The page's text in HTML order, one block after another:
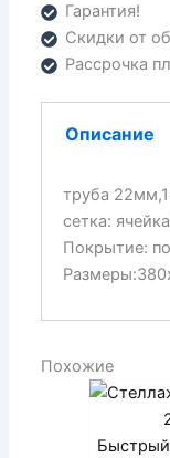
Гарантия!
Скидки от
Рассрочка
Описание
труба
сетка:
Покрытие:
Похожие